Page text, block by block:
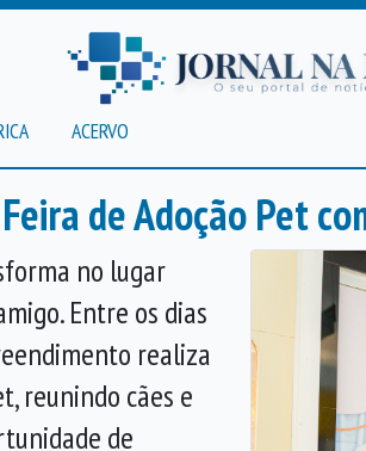
ACERVO
de Adoção Pet
no lugar
Entre os dias
realiza
reunindo cães e
de